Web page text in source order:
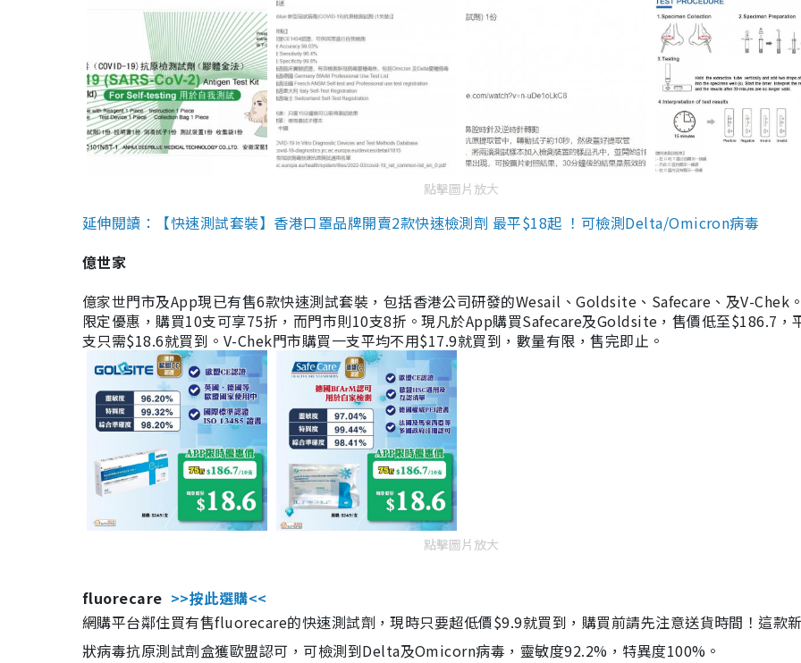
點擊圖片放大
延伸閱讀：【快速測試套裝】香港口罩品牌開賣2款快速檢測劑 最平$18起 ！可檢測Delta/Omicron病毒
億世家
億家世門市及App現已有售6款快速測試套裝，包括香港公司研發的Wesail、Goldsite、Safecare、及V-Chek
限定優惠，購買10支可享75折，而門市則10支8折。現凡於App購買Safecare及Goldsite，售價低至$186.7，
支只需$18.6就買到。V-Chek門市購買一支平均不用$17.9就買到，數量有限，售完即止。
點擊圖片放大
fluorecare >>按此選購<<
網購平台鄰住買有售fluorecare的快速測試劑，現時只要超低價$9.9就買到，購買前請先注意送貨時間！這款
狀病毒抗原測試劑盒獲歐盟認可，可檢測到Delta及Omicorn病毒，靈敏度92.2%，特異度100%。